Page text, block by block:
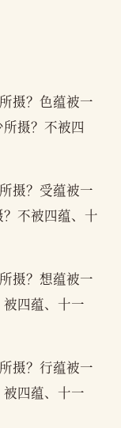
摄？色蕴被一
摄？不被四
摄？受蕴被一
不被四蕴、十
摄？想蕴被一
四蕴、十一
摄？行蕴被一
四蕴、十一